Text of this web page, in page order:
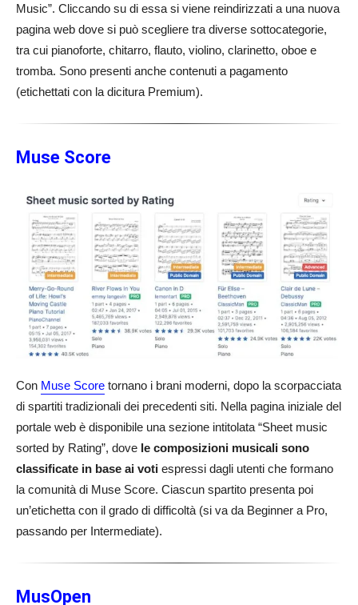
Music”. Cliccando su di essa si viene reindirizzati a una nuova
pagina web dove si può scegliere tra diverse sottocategorie,
tra cui pianoforte, chitarro, flauto, violino, clarinetto, oboe e
tromba. Sono presenti anche contenuti a pagamento
(etichettati con la dicitura Premium).
Muse Score
Con Muse Score tornano i brani moderni, dopo la scorpacciata
di spartiti tradizionali dei precedenti siti. Nella pagina iniziale del
portale web è disponibile una sezione intitolata “Sheet music
sorted by Rating”, dove le composizioni musicali sono
classificate in base ai voti espressi dagli utenti che formano
la comunità di Muse Score. Ciascun spartito presenta poi
un’etichetta con il grado di difficoltà (si va da Beginner a Pro,
passando per Intermediate).
MusOpen